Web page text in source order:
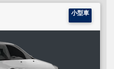
小型車